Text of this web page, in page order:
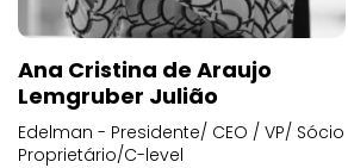
Ana Cristina de Araujo
Lemgruber Julião
Edelman - Presidente/ CEO / VP/ Sócio
Proprietário/C-level